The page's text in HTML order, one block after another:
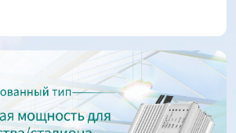
2025-06-04